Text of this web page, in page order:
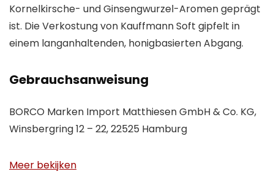
Kornelkirsche- und Ginsengwurzel-Aromen geprägt
ist. Die Verkostung von Kauffmann Soft gipfelt in
einem langanhaltenden, honigbasierten Abgang.
Gebrauchsanweisung
BORCO Marken Import Matthiesen GmbH & Co. KG,
Winsbergring 12 – 22, 22525 Hamburg
Meer bekijken